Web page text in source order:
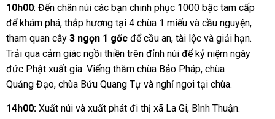
10h00: Đến chân núi các bạn chinh phục 1000 bậc tam cấp
để khám phá, thắp hương tại 4 chùa 1 miếu và cầu nguyện,
tham quan cây 3 ngọn 1 gốc để cầu an, tài lộc và giải hạn.
Trải qua cảm giác ngồi thiền trên đỉnh núi để kỷ niệm ngày
đức Phật xuất gia. Viếng thăm chùa Bảo Pháp, chùa
Quảng Đạo, chùa Bửu Quang Tự và nghỉ ngơi tại chùa.
14h00: Xuất núi và xuất phát đi thị xã La Gi, Bình Thuận.